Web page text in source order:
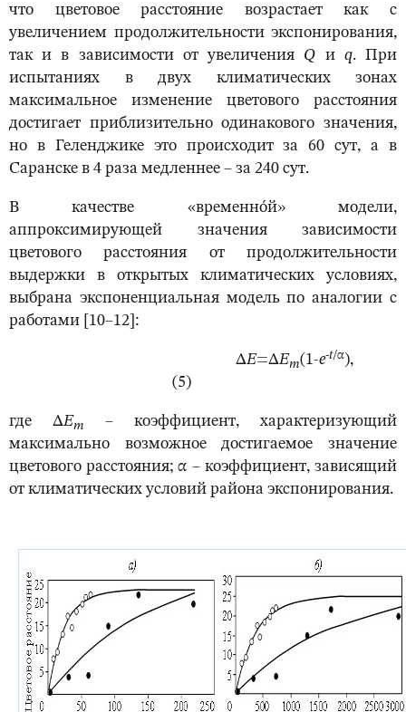
что цветовое расстояние возрастает как с
увеличением продолжительности экспонирования,
так и в зависимости от увеличения Q и q. При
испытаниях в двух климатических зонах
максимальное изменение цветового расстояния
достигает приблизительно одинакового значения,
но в Геленджике это происходит за 60 сут, а в
Саранске в 4 раза медленнее – за 240 сут.
В качестве «временно́й» модели,
аппроксимирующей значения зависимости
цветового расстояния от продолжительности
выдержки в открытых климатических условиях,
выбрана экспоненциальная модель по аналогии с
работами [10–12]:
ΔE=ΔEm(1-e-t/α),
(5)
где ΔEm
‒ коэффициент, характеризующий
максимально возможное достигаемое значение
цветового расстояния; α – коэффициент, зависящий
от климатических условий района экспонирования.